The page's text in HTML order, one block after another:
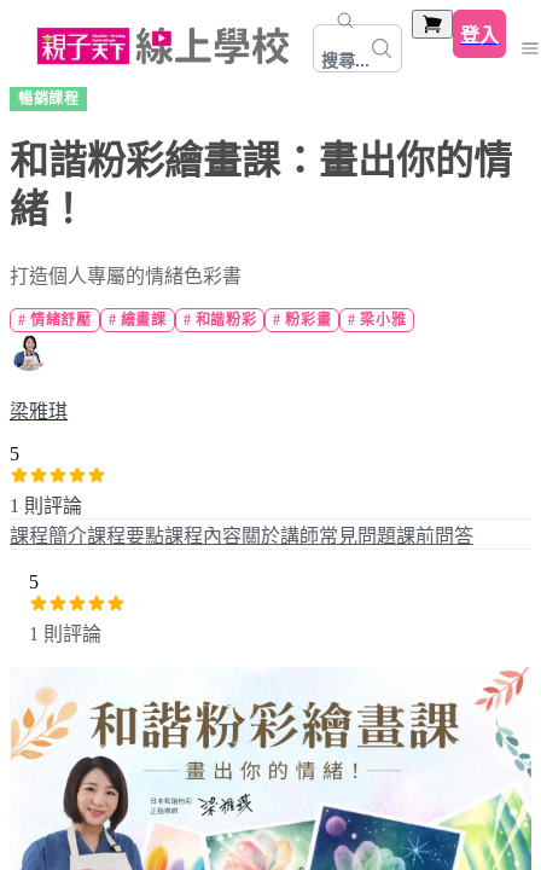
搜尋...
登入
暢銷課程
和諧粉彩繪畫課：畫出你的情
緒！
打造個人專屬的情緒色彩書
#情緒舒壓 # 繪畫課 # 和諧粉彩 #粉彩畫 #梁小雅
梁雅琪
5
1 則評論
課程簡介課程要點課程內容關於講師常見問題課前問答
5
1 則評論